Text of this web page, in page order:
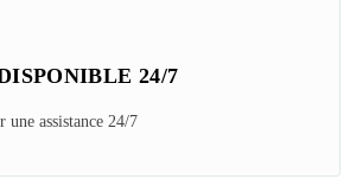
prix d'origine